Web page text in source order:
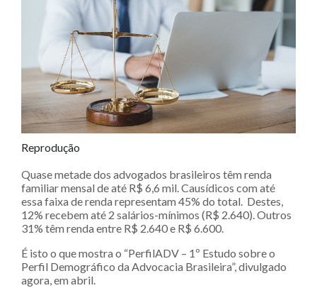
Reprodução
Quase metade dos advogados brasileiros têm renda
familiar mensal de até R$ 6,6 mil. Causídicos com até
essa faixa de renda representam 45% do total. Destes,
12% recebem até 2 salários-mínimos (R$ 2.640). Outros
31% têm renda entre R$ 2.640 e R$ 6.600.
É isto o que mostra o “PerfilADV – 1º Estudo sobre o
Perfil Demográfico da Advocacia Brasileira”, divulgado
agora, em abril.